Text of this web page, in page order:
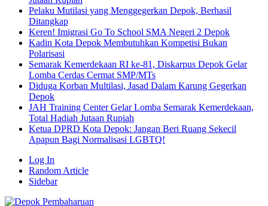
Pelaku Mutilasi yang Menggegerkan Depok, Berhasil
Ditangkap
Keren! Imigrasi Go To School SMA Negeri 2 Depok
Kadin Kota Depok Membutuhkan Kompetisi Bukan
Polarisasi
Semarak Kemerdekaan RI ke-81, Diskarpus Depok Gelar
Lomba Cerdas Cermat SMP/MTs
Diduga Korban Multilasi, Jasad Dalam Karung Gegerkan
Depok
JAH Training Center Gelar Lomba Semarak Kemerdekaan,
Total Hadiah Jutaan Rupiah
Ketua DPRD Kota Depok: Jangan Beri Ruang Sekecil
Apapun Bagi Normalisasi LGBTQ!
Log In
Random Article
Sidebar